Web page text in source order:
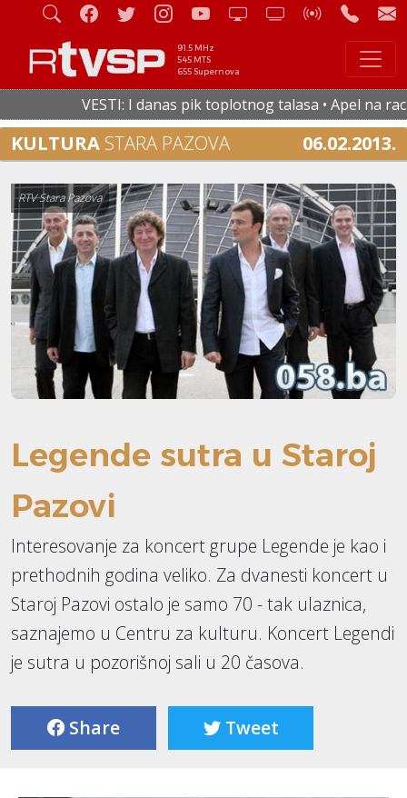
91.5 MHz
545 MTS
655 Supernova
VESTI: I danas pik toplotnog talasa • Apel na
KULTURA STARA PAZOVA 06.02.2013.
RTV Stara Pazova
Legende sutra u Staroj
Pazovi
Interesovanje za koncert grupe Legende je kao i
prethodnih godina veliko. Za dvanesti koncert u
Staroj Pazovi ostalo je samo 70 - tak ulaznica,
saznajemo u Centru za kulturu. Koncert Legendi
je sutra u pozorišnoj sali u 20 časova.
Share Tweet